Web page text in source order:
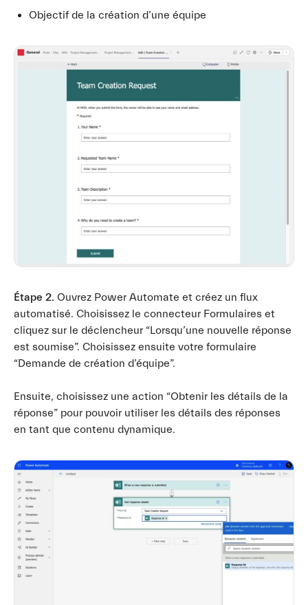
Objectif de la création d’une équipe
Étape 2. Ouvrez Power Automate et créez un flux
automatisé. Choisissez le connecteur Formulaires et
cliquez sur le déclencheur “Lorsqu’une nouvelle réponse
est soumise”. Choisissez ensuite votre formulaire
“Demande de création d’équipe”.
Ensuite, choisissez une action “Obtenir les détails de la
réponse” pour pouvoir utiliser les détails des réponses
en tant que contenu dynamique.